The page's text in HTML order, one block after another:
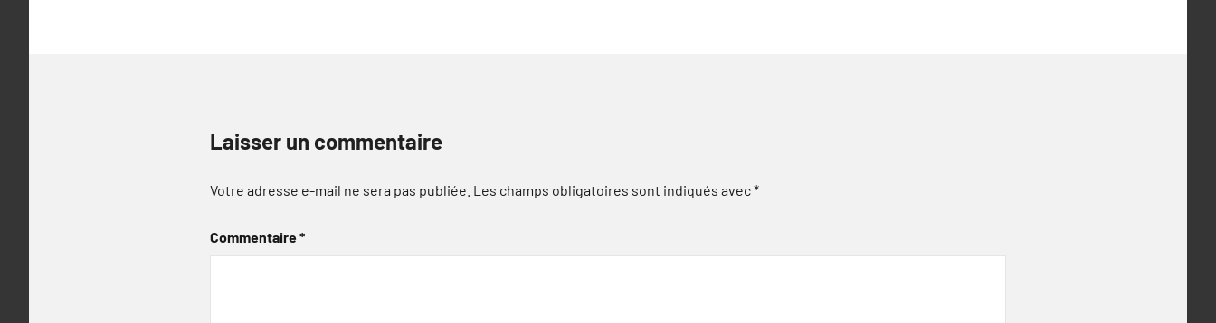
Laisser un commentaire
Votre adresse e-mail ne sera pas publiée. Les champs obligatoires sont indiqués avec*
Commentaire*